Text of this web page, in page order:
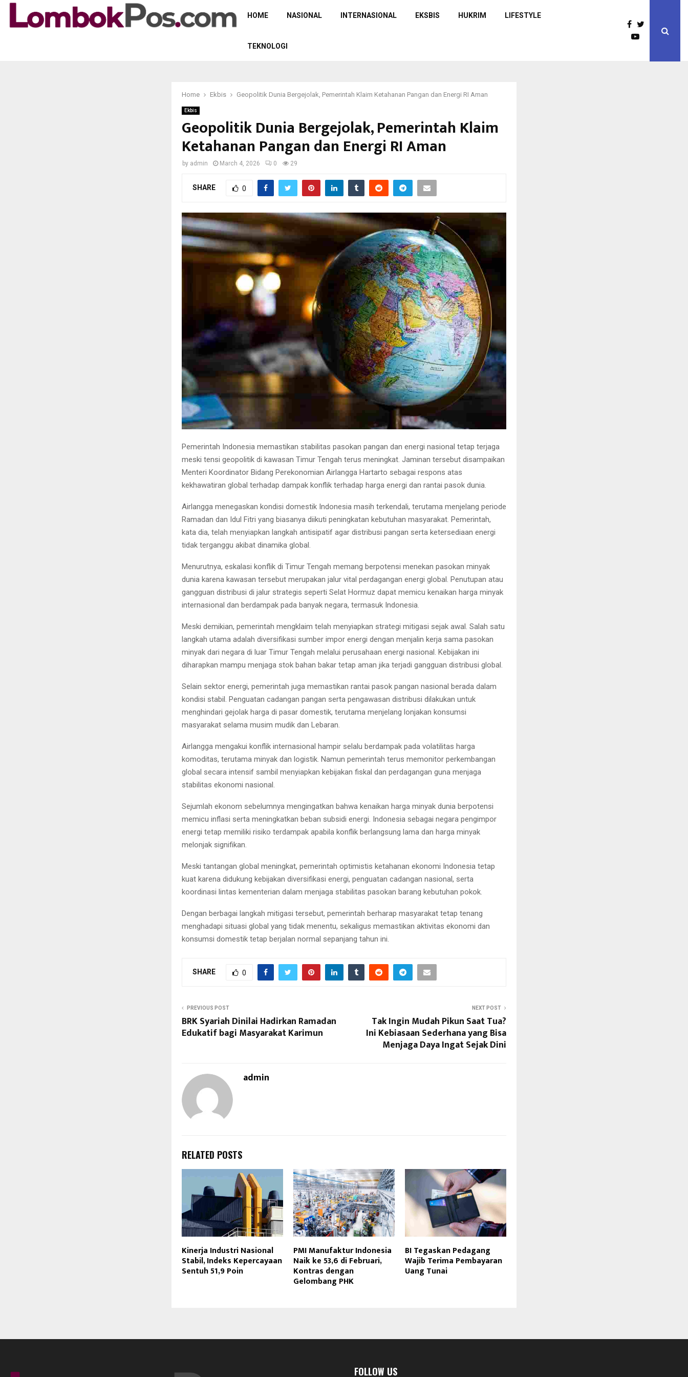
HOME NASIONAL INTERNASIONAL EKSBIS HUKRIM LIFESTYLE
TEKNOLOGI
Home Ekbis Geopolitik Dunia Bergejolak, Pemerintah Klaim Ketahanan Pangan dan Energi RI Aman
Ekbis
Geopolitik Dunia Bergejolak, Pemerintah Klaim
Ketahanan Pangan dan Energi RI Aman
by admin March 4, 2026 0 29
SHARE 0
Pemerintah Indonesia memastikan stabilitas pasokan pangan dan energi nasional tetap terjaga
meski tensi geopolitik di kawasan Timur Tengah terus meningkat. Jaminan tersebut disampaikan
Menteri Koordinator Bidang Perekonomian Airlangga Hartarto sebagai respons atas
kekhawatiran global terhadap dampak konflik terhadap harga energi dan rantai pasok dunia.
Airlangga menegaskan kondisi domestik Indonesia masih terkendali, terutama menjelang periode
Ramadan dan Idul Fitri yang biasanya diikuti peningkatan kebutuhan masyarakat. Pemerintah,
kata dia, telah menyiapkan langkah antisipatif agar distribusi pangan serta ketersediaan energi
tidak terganggu akibat dinamika global.
Menurutnya, eskalasi konflik di Timur Tengah memang berpotensi menekan pasokan minyak
dunia karena kawasan tersebut merupakan jalur vital perdagangan energi global. Penutupan atau
gangguan distribusi di jalur strategis seperti Selat Hormuz dapat memicu kenaikan harga minyak
internasional dan berdampak pada banyak negara, termasuk Indonesia.
Meski demikian, pemerintah mengklaim telah menyiapkan strategi mitigasi sejak awal. Salah satu
langkah utama adalah diversifikasi sumber impor energi dengan menjalin kerja sama pasokan
minyak dari negara di luar Timur Tengah melalui perusahaan energi nasional. Kebijakan ini
diharapkan mampu menjaga stok bahan bakar tetap aman jika terjadi gangguan distribusi global.
Selain sektor energi, pemerintah juga memastikan rantai pasok pangan nasional berada dalam
kondisi stabil. Penguatan cadangan pangan serta pengawasan distribusi dilakukan untuk
menghindari gejolak harga di pasar domestik, terutama menjelang lonjakan konsumsi
masyarakat selama musim mudik dan Lebaran.
Airlangga mengakui konflik internasional hampir selalu berdampak pada volatilitas harga
komoditas, terutama minyak dan logistik. Namun pemerintah terus memonitor perkembangan
global secara intensif sambil menyiapkan kebijakan fiskal dan perdagangan guna menjaga
stabilitas ekonomi nasional.
Sejumlah ekonom sebelumnya mengingatkan bahwa kenaikan harga minyak dunia berpotensi
memicu inflasi serta meningkatkan beban subsidi energi. Indonesia sebagai negara pengimpor
energi tetap memiliki risiko terdampak apabila konflik berlangsung lama dan harga minyak
melonjak signifikan.
Meski tantangan global meningkat, pemerintah optimistis ketahanan ekonomi Indonesia tetap
kuat karena didukung kebijakan diversifikasi energi, penguatan cadangan nasional, serta
koordinasi lintas kementerian dalam menjaga stabilitas pasokan barang kebutuhan pokok.
Dengan berbagai langkah mitigasi tersebut, pemerintah berharap masyarakat tetap tenang
menghadapi situasi global yang tidak menentu, sekaligus memastikan aktivitas ekonomi dan
konsumsi domestik tetap berjalan normal sepanjang tahun ini.
SHARE 0
PREVIOUS POST
BRK Syariah Dinilai Hadirkan Ramadan
Edukatif bagi Masyarakat Karimun
NEXT POST
Tak Ingin Mudah Pikun Saat Tua?
Ini Kebiasaan Sederhana yang Bisa
Menjaga Daya Ingat Sejak Dini
admin
RELATED POSTS
Kinerja Industri Nasional
Stabil, Indeks Kepercayaan
Sentuh 51,9 Poin
PMI Manufaktur Indonesia
Naik ke 53,6 di Februari,
Kontras dengan
Gelombang PHK
BI Tegaskan Pedagang
Wajib Terima Pembayaran
Uang Tunai
FOLLOW US